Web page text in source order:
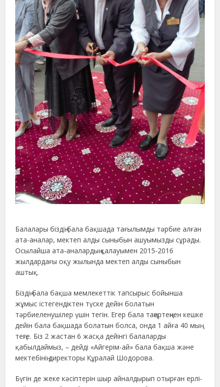
Балалары біздің бала бақшада тағылымды тәрбие алған
ата-аналар, мектеп алды сыныбын ашуымызды сұрады.
Осылайша ата-аналардың қалауымен 2015-2016
жылдардағы оқу жылында мектеп алды сыныбын
аштық.
Біздің бала бақша мемлекеттік тапсырыс бойынша
жұмыс істегендіктен түске дейін болатын
тәрбиеленушілер үшін тегін. Егер бала таңертеңнен кешке
дейін бала бақшада болатын болса, онда 1 айға 40 мың
теңге. Біз 2 жастан 6 жасқа дейінгі балаларды
қабылдаймыз, – дейді «Айгерім-ай» бала бақша және
мектебінің директоры Құралай Шодорова.
Бүгін де жеке кәсіптерін шыр айналдырып отырған ерлі-